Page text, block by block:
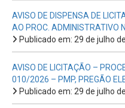
AVISO DE DISPENSA DE
AO PROC. ADMINISTRATIVO
Publicado em: 29 de julho
AVISO DE LICITAÇÃO –
010/2026 – PMP, PREGÃO
Publicado em: 29 de julho